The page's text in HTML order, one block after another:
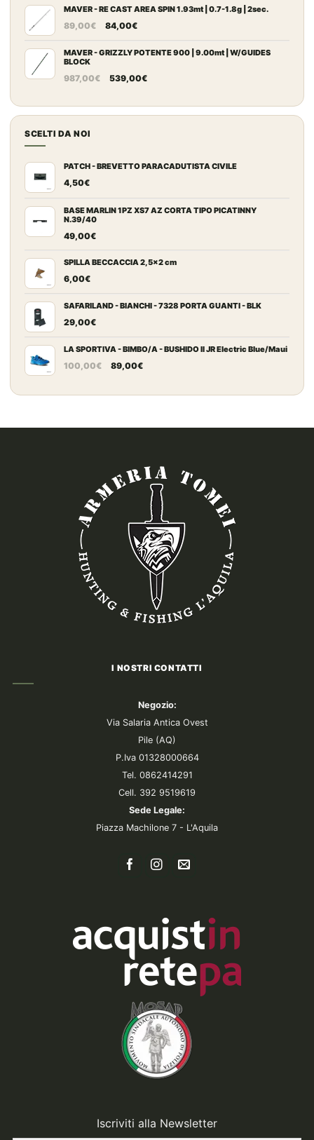
a
originale
era:
attuale
è:
MAVER - RE CAST AREA SPIN 1.93mt | 0.7-1.8g | 2sec.
89,00€
Il
originale
89,00€.
84,00€Il
attuale
84,00€.
MAVER - GRIZZLY POTENTE 900 | 9.00mt | W/GUIDES
BLOCK
987,00€
Il
originale
era:
539,00€Il
attuale
è:
SCELTI DA NOI
PATCH - BREVETTO PARACADUTISTA CIVILE
4,50€
BASE MARLIN 1PZ XS7 AZ CORTA TIPO PICATINNY
N.39/40
49,00€
SPILLA BECCACCIA 2,5x2 cm
6,00€
SAFARILAND - BIANCHI - 7328 PORTA GUANTI - BLK
29,00€
LA SPORTIVA - BIMBO/A - BUSHIDO II JR Electric Blue/Maui
100,00€
Il
originale
89,00€Il
attuale
I NOSTRI CONTATTI
Negozio:
Via Salaria Antica Ovest
Pile (AQ)
P.Iva 01328000664
Tel. 0862414291
Cell. 392 9519619
Sede Legale:
Piazza Machilone 7 - L'Aquila
Iscriviti alla Newsletter